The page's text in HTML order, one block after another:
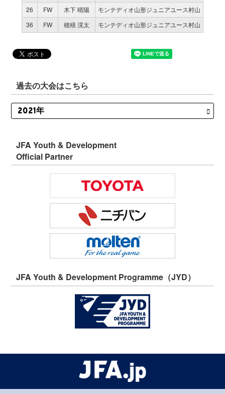
26
FW 木下 晴陽
モンテディオ山形ジュニアユース村山
36
FW 穂積 滉太 モンテディオ山形ジュニアユース村山
過去の大会はこちら
JFA Youth & Development
Official Partner
JFA Youth & Development Programme（JYD）